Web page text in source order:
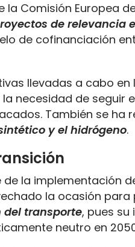
Comisión Europea
de relevancia
de cofinanciación
llevadas a cabo
la necesidad de
También se ha
y el hidrógeno.
de la implementación
la ocasión
del transporte, pues
neutro en